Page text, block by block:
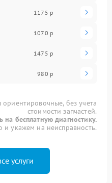
1175 р
1070 р
1475 р
980 р
без учета
стоимости запчастей.
на бесплатную диагностику.
укажем на неисправность.
услуги